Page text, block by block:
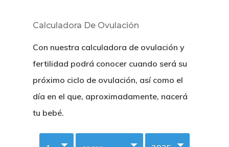
Calculadora De Ovulación
Con nuestra calculadora de ovulación y
fertilidad podrá conocer cuando será su
próximo ciclo de ovulación, así como el
día en el que, aproximadamente, nacerá
tu bebé.